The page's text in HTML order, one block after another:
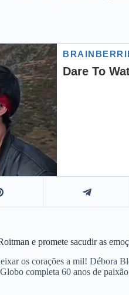
e promete sacudir as
os corações a mil! Débora
completa 60 anos de